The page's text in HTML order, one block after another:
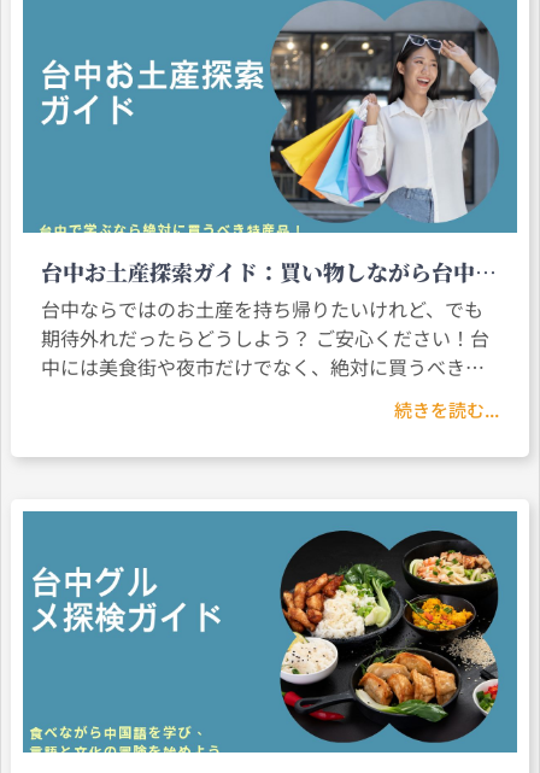
台中お土産探索ガイド：買い物しながら台中の
味を体験しよう
台中ならではのお土産を持ち帰りたいけれど、でも
期待外れだったらどうしよう？ ご安心ください！台
中には美食街や夜市だけでなく、絶対に買うべきお
土産リストがあります。 百年の歴史を誇る太陽餅、
手作りチーズケーキ、香り高いガチョウ油ねぎソー
スなど、どれも文化・味・職人技の結晶。
続きを読む...